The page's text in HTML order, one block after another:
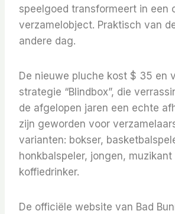
speelgoed transformeert in een
verzamelobject. Praktisch van
andere dag.
De nieuwe pluche kost $ 35 en
strategie “Blindbox”, die
de afgelopen jaren een echte
zijn geworden voor
varianten: bokser,
honkbalspeler, jongen, muzikant
koffiedrinker.
De officiële website van Bad